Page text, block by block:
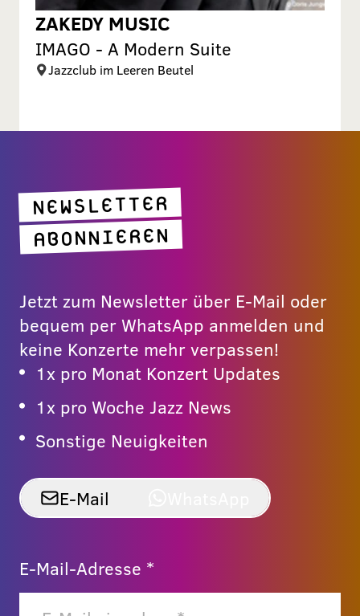
ZAKEDY MUSIC
IMAGO - A Modern Suite
Jazzclub im Leeren Beutel
NEWSLETTER
ABONNIEREN
Jetzt zum Newsletter über E-Mail oder
bequem per WhatsApp anmelden und
keine Konzerte mehr verpassen!
1x pro Monat Konzert Updates
1x pro Woche Jazz News
Sonstige Neuigkeiten
E-Mail
E-Mail-Adresse *